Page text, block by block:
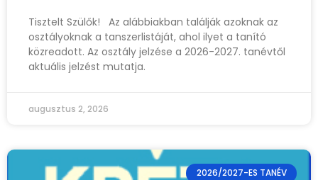
Tisztelt Szülők! Az alábbiakban találják azoknak az
osztályoknak a tanszerlistáját, ahol ilyet a tanító
közreadott. Az osztály jelzése a 2026-2027. tanévtől
aktuális jelzést mutatja.
augusztus 2, 2026
2026/2027-ES TANÉV